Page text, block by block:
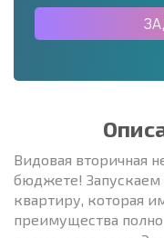
Видовая вторичная
бюджете!
квартиру, которая
преимущества